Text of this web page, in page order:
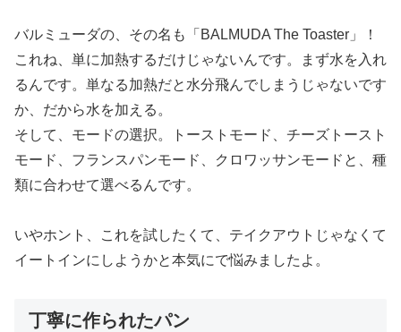
バルミューダの、その名も「BALMUDA The Toaster」！
これね、単に加熱するだけじゃないんです。まず水を入れ
るんです。単なる加熱だと水分飛んでしまうじゃないです
か、だから水を加える。
そして、モードの選択。トーストモード、チーズトースト
モード、フランスパンモード、クロワッサンモードと、種
類に合わせて選べるんです。
いやホント、これを試したくて、テイクアウトじゃなくて
イートインにしようかと本気にで悩みましたよ。
丁寧に作られたパン